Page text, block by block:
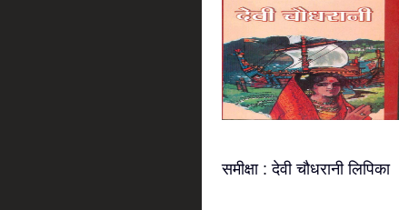
समीक्षा : देवी चौधरानी लिपिका